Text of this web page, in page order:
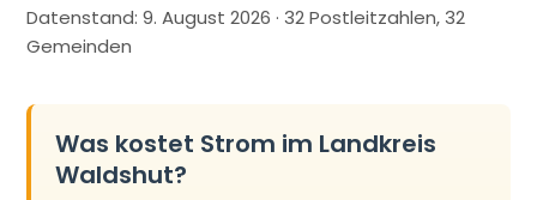
Datenstand:9. August 2026 · 32 Postleitzahlen, 32
Gemeinden
Was kostet Strom im Landkreis
Waldshut?